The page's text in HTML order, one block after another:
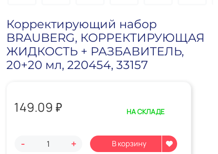
Корректирующий набор
BRAUBERG, КОРРЕКТИРУЮЩАЯ
ЖИДКОСТЬ + РАЗБАВИТЕЛЬ,
20+20 мл, 220454, 33157
149.09 ₽ НА СКЛАДЕ
- +